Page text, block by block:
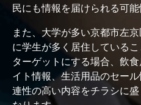
民にも情報を届けられる可能
また、大学が多い京都市左
に学生が多く居住している
ターゲットにする場合、飲
イト情報、生活用品のセー
連性の高い内容をチラシに